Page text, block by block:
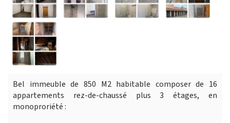
Bel immeuble de 850 M2 habitable composer de 16
appartements rez-de-chaussé plus 3 étages, en
monoproriété :